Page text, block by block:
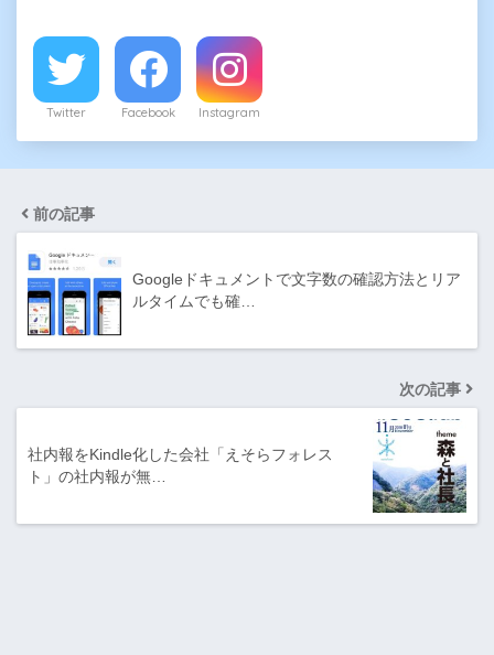
Twitter Facebook Instagram
前の記事
Googleドキュメントで文字数の確認方法とリア
ルタイムでも確…
次の記事
社内報をKindle化した会社「えそらフォレス
ト」の社内報が無…